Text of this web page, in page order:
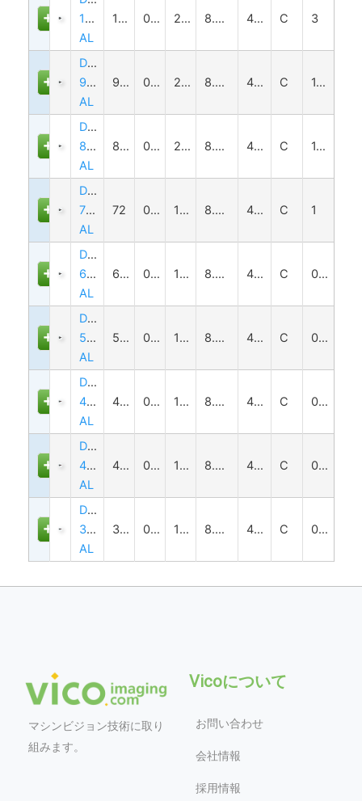
100H-
AL
100 0.08 238±4 8.0(1/2") 4.2 C 3
DTCM120-
90-
AL
90 0.089 208±3 8.0(1/2") 4.2 C 1.6
DTCM120-
80H-
AL
80 0.1 228±4 8.0(1/2") 4.2 C 1.8
DTCM120-
72-
AL
72 0.111 178±3 8.0(1/2") 4.2 C 1
DTCM120-
64H-
AL
64 0.125 158±3 8.0(1/2") 4.2 C 0.8
DTCM120-
56-
AL
56 0.143 138±3 8.0(1/2") 4.2 C 0.6
DTCM120-
48-
AL
48 0.167 128±3 8.0(1/2") 4.2 C 0.4
DTCM120-
42-
AL
42 0.19 118±3 8.0(1/2") 4.2 C 0.4
DTCM120-
36-
AL
36 0.222 110±2 8.0(1/2") 4.2 C 0.4
マシンビジョン技術に取り
組みます。
Vicoについて
お問い合わせ
会社情報
採用情報